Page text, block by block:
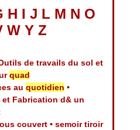
H I J L M N O
W Y Z
de travails du sol et
quad
auquotidien •
et Fabrication d& un
couvert • semoir tiroir